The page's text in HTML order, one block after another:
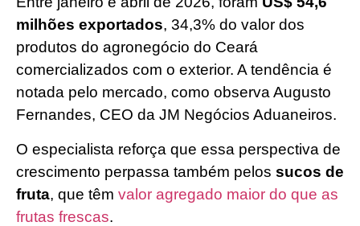
milhões exportados, 34,3% do valor dos
produtos do agronegócio do Ceará
comercializados com o exterior. A tendência é
notada pelo mercado, como observa Augusto
Fernandes, CEO da JM Negócios Aduaneiros.
O especialista reforça que essa perspectiva de
crescimento perpassa também pelos sucos de
fruta, que têm valor agregado maior do que as
frutas frescas.